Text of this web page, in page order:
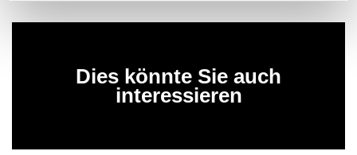
Dies könnte Sie auch
interessieren